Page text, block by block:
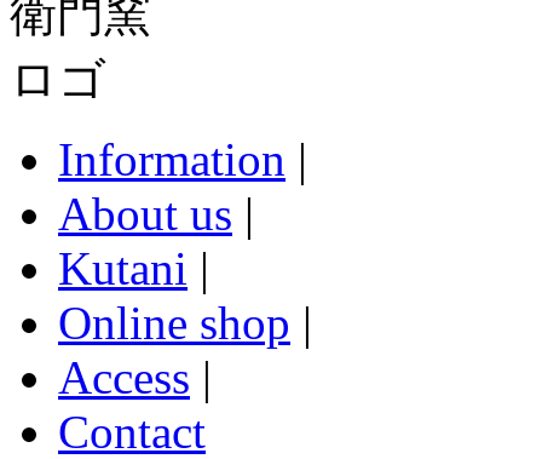
Information |
About us |
Kutani |
Online shop |
Access |
Contact